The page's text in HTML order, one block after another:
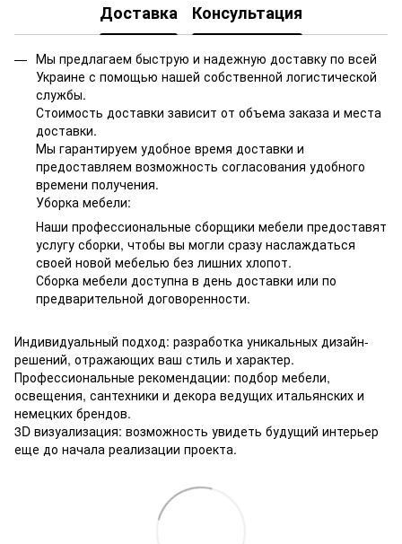
Доставка Консультация
Мы предлагаем быструю и надежную доставку по всей
Украине с помощью нашей собственной логистической
службы.
Стоимость доставки зависит от объема заказа и места
доставки.
Мы гарантируем удобное время доставки и
предоставляем возможность согласования удобного
времени получения.
Уборка мебели:
Наши профессиональные сборщики мебели предоставят
услугу сборки, чтобы вы могли сразу наслаждаться
своей новой мебелью без лишних хлопот.
Сборка мебели доступна в день доставки или по
предварительной договоренности.
Индивидуальный подход: разработка уникальных дизайн-
решений, отражающих ваш стиль и характер.
Профессиональные рекомендации: подбор мебели,
освещения, сантехники и декора ведущих итальянских и
немецких брендов.
3D визуализация: возможность увидеть будущий интерьер
еще до начала реализации проекта.